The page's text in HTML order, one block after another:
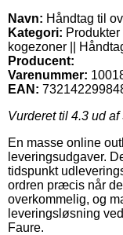
Navn: Håndtag til
Kategori:
kogezoner ||
Producent:
Varenummer:
EAN:
Vurderet til 4.3 ud af
En masse online
leveringsudgaver.
tidspunkt
ordren præcis når
overkommelig, og
leveringsløsning
Faure.